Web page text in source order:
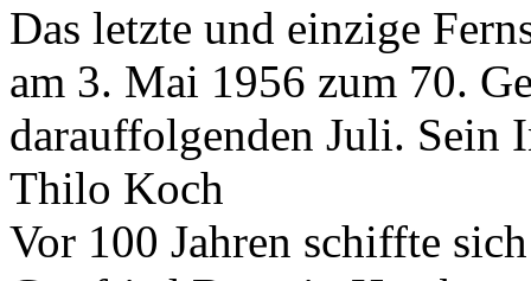
Das letzte und einzige
am 3. Mai 1956 zum 70.
darauffolgenden Juli. Sein
Thilo Koch
Vor 100 Jahren schiffte